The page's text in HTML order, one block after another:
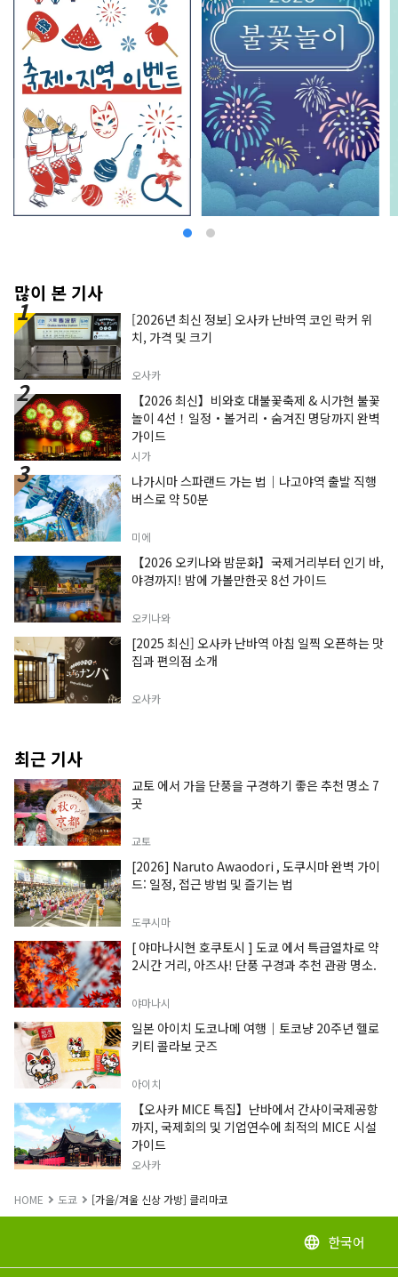
많이 본 기사
[2026년 최신 정보] 오사카 난바역 코인 락커 위
치, 가격 및 크기
오사카
【2026 최신】비와호 대불꽃축제 & 시가현 불꽃
놀이 4선！일정・볼거리・숨겨진 명당까지 완벽
가이드
시가
나가시마 스파랜드 가는 법｜나고야역 출발 직행
버스로 약 50분
미에
【2026 오키나와 밤문화】국제거리부터 인기 바,
야경까지! 밤에 가볼만한곳 8선 가이드
오키나와
[2025 최신] 오사카 난바역 아침 일찍 오픈하는 맛
집과 편의점 소개
오사카
최근 기사
교토 에서 가을 단풍을 구경하기 좋은 추천 명소 7
곳
교토
[2026] Naruto Awaodori , 도쿠시마 완벽 가이
드: 일정, 접근 방법 및 즐기는 법
도쿠시마
[ 야마나시현 호쿠토시 ] 도쿄 에서 특급열차로 약
2시간 거리, 아즈사! 단풍 구경과 추천 관광 명소.
야마나시
일본 아이치 도코나메 여행｜토코냥 20주년 헬로
키티 콜라보 굿즈
아이치
【오사카 MICE 특집】난바에서 간사이국제공항
까지, 국제회의 및 기업연수에 최적의 MICE 시설
가이드
오사카
HOME 도쿄 [가을/겨울 신상 가방] 클리마코
language 한국어